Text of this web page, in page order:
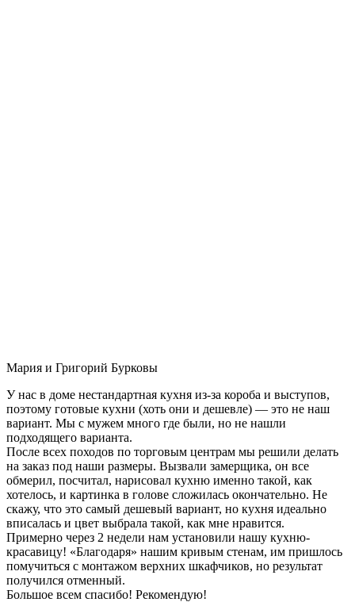
Мария и Григорий Бурковы
У нас в доме нестандартная кухня из-за короба и выступов,
поэтому готовые кухни (хоть они и дешевле) — это не наш
вариант. Мы с мужем много где были, но не нашли
подходящего варианта.
После всех походов по торговым центрам мы решили делать
на заказ под наши размеры. Вызвали замерщика, он все
обмерил, посчитал, нарисовал кухню именно такой, как
хотелось, и картинка в голове сложилась окончательно. Не
скажу, что это самый дешевый вариант, но кухня идеально
вписалась и цвет выбрала такой, как мне нравится.
Примерно через 2 недели нам установили нашу кухню-
красавицу! «Благодаря» нашим кривым стенам, им пришлось
помучиться с монтажом верхних шкафчиков, но результат
получился отменный.
Большое всем спасибо! Рекомендую!